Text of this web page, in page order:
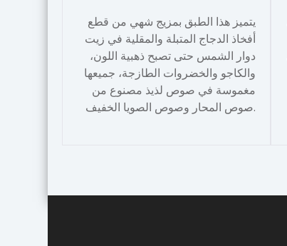
يتميز هذا الطبق بمزيج شهي من قطع
أفخاذ الدجاج المتبلة والمقلية في زيت
دوار الشمس حتى تصبح ذهبية اللون،
والكاجو والخضروات الطازجة، جميعها
مغموسة في صوص لذيذ مصنوع من
صوص المحار وصوص الصويا الخفيف.